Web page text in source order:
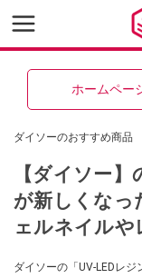
ホームペー
ダイソーのおすすめ商品
【ダイソー】
が新しくなっ
ェルネイル
ダイソーの「UV-LEDレ